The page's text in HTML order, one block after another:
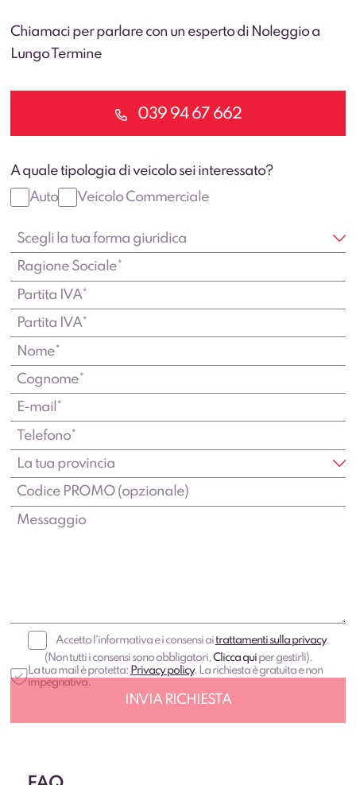
Chiamaci per parlare con un esperto di Noleggio a
Lungo Termine
039 94 67 662
A quale tipologia di veicolo sei interessato?
Auto
Veicolo Commerciale
Accetto l'informativa e i consensi aitrattamenti sulla privacy.
(Non tutti i consensi sono obbligatori,Clicca quiper gestirli).
La tua mail è protetta: Privacy policy. La richiesta è gratuita e non
impegnativa.